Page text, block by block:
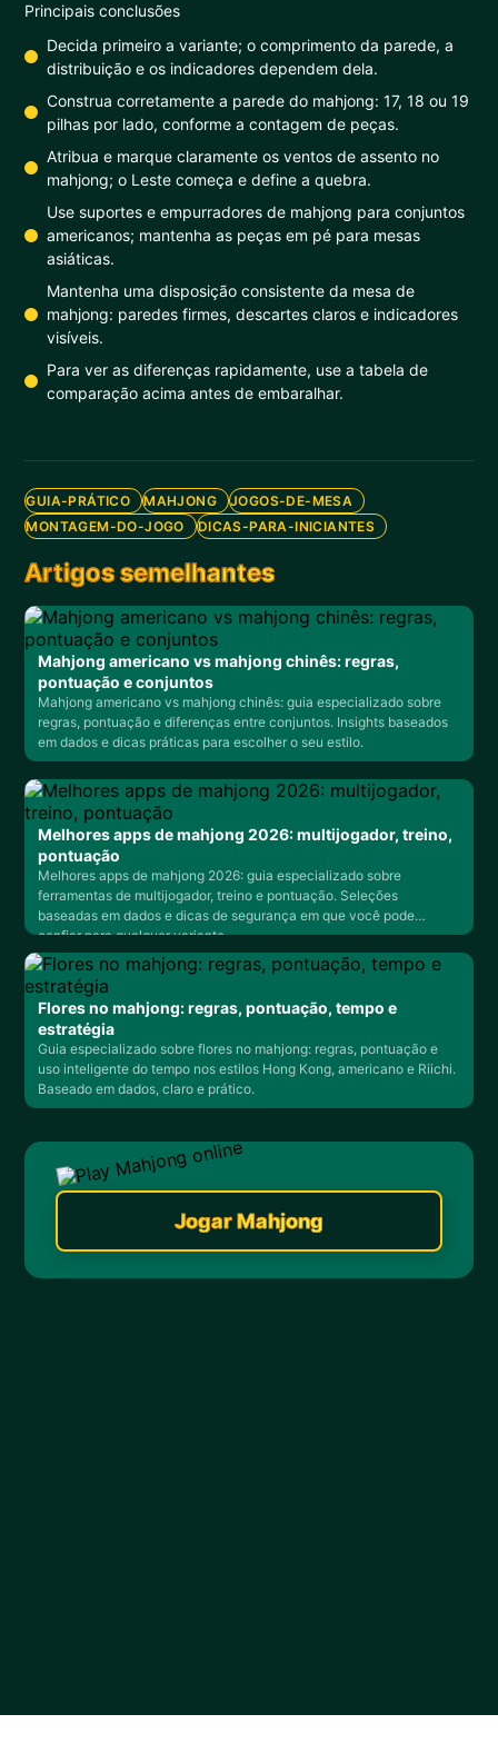
Principais conclusões
Decida primeiro a variante; o comprimento da parede, a
distribuição e os indicadores dependem dela.
Construa corretamente a parede do mahjong: 17, 18 ou 19
pilhas por lado, conforme a contagem de peças.
Atribua e marque claramente os ventos de assento no
mahjong; o Leste começa e define a quebra.
Use suportes e empurradores de mahjong para conjuntos
americanos; mantenha as peças em pé para mesas
asiáticas.
Mantenha uma disposição consistente da mesa de
mahjong: paredes firmes, descartes claros e indicadores
visíveis.
Para ver as diferenças rapidamente, use a tabela de
comparação acima antes de embaralhar.
GUIA-PRÁTICO MAHJONG
JOGOS-DE-MESA
MONTAGEM-DO-JOGO
DICAS-PARA-INICIANTES
Artigos semelhantes
Mahjong americano vs mahjong chinês: regras,
pontuação e conjuntos
Mahjong americano vs mahjong chinês: guia especializado sobre
regras, pontuação e diferenças entre conjuntos. Insights baseados
em dados e dicas práticas para escolher o seu estilo.
Melhores apps de mahjong 2026: multijogador, treino,
pontuação
Melhores apps de mahjong 2026: guia especializado sobre
ferramentas de multijogador, treino e pontuação. Seleções
baseadas em dados e dicas de segurança em que você pode
confiar para qualquer variante.
Flores no mahjong: regras, pontuação, tempo e
estratégia
Guia especializado sobre flores no mahjong: regras, pontuação e
uso inteligente do tempo nos estilos Hong Kong, americano e Riichi.
Baseado em dados, claro e prático.
Jogar Mahjong